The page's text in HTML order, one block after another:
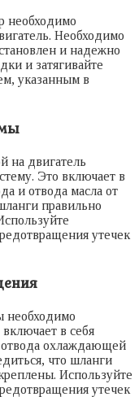
необходимо
Необходимо
и надежно
и затягивайте
указанным в
на двигатель
Это включает в
и отвода масла от
правильно
утечек
необходимо
в себя
охлаждающей
что шланги
Используйте
утечек